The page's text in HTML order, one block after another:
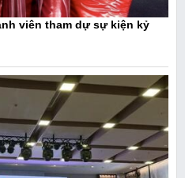
viên tham dự sự kiện kỷ